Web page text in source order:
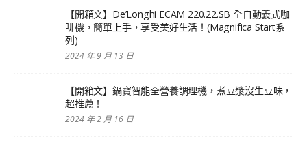
【開箱文】De’Longhi ECAM 220.22.SB 全自動義式咖
啡機，簡單上手，享受美好生活！(Magnifica Start系
列)
2024 年 9 月 13 日
【開箱文】鍋寶智能全營養調理機，煮豆漿沒生豆味，
超推薦！
2024 年 2 月 16 日